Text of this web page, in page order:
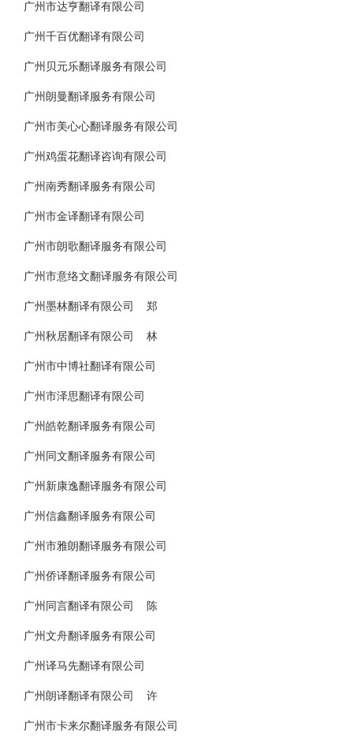
广州市达亨翻译有限公司
广州千百优翻译有限公司
广州贝元乐翻译服务有限公司
广州朗曼翻译服务有限公司
广州市美心心翻译服务有限公司
广州鸡蛋花翻译咨询有限公司
广州南秀翻译服务有限公司
广州市金译翻译有限公司
广州市朗歌翻译服务有限公司
广州市意络文翻译服务有限公司
广州墨林翻译有限公司 郑
广州秋居翻译有限公司 林
广州市中博社翻译有限公司
广州市泽思翻译有限公司
广州皓乾翻译服务有限公司
广州同文翻译服务有限公司
广州新康逸翻译服务有限公司
广州信鑫翻译服务有限公司
广州市雅朗翻译服务有限公司
广州侨译翻译服务有限公司
广州同言翻译有限公司 陈
广州文舟翻译服务有限公司
广州译马先翻译有限公司
广州朗译翻译有限公司 许
广州市卡来尔翻译服务有限公司